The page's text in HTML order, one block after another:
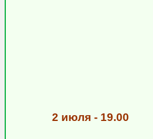
2 июля - 19.00